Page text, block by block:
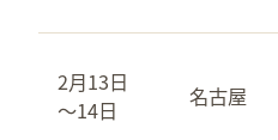
2月13日
～14日
名古屋